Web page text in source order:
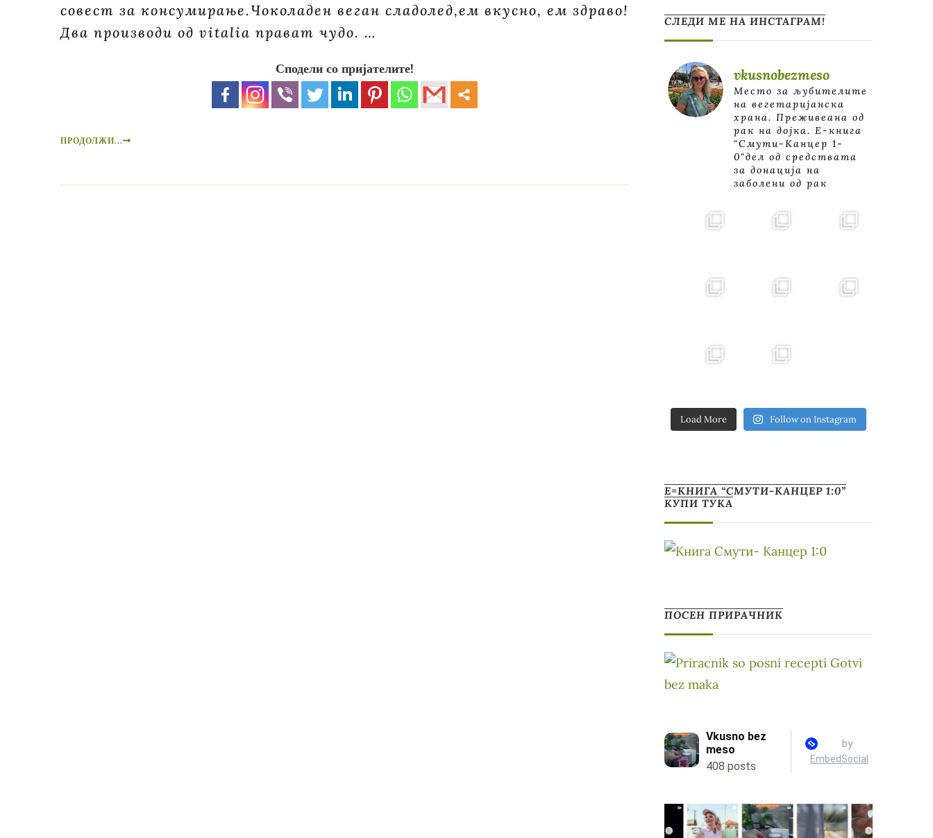
совест за консумирање.Чоколаден веган сладолед,eм вкусно, ем здраво!
Два производи од vitalia прават чудо. …
Сподели со пријателите!
ПРОДОЛЖИ...
СЛЕДИ МЕ НА ИНСТАГРАМ!
vkusnobezmeso
Место за љубителите
на вегетаријанска
храна. Преживеана од
рак на дојка. E-книга
"Смути-Канцер 1-
0"дел од средствата
за донација на
заболени од рак
Load More Follow on Instagram
Е=КНИГА “СМУТИ-КАНЦЕР 1:0”
КУПИ ТУКА
ПОСЕН ПРИРАЧНИК